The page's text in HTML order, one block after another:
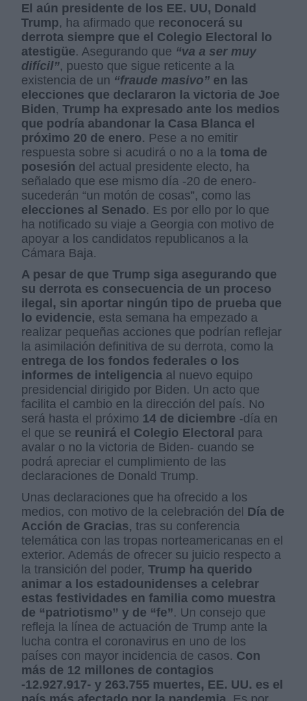
El aún presidente de los EE. UU, Donald
Trump, ha afirmado que reconocerá su
derrota siempre que el Colegio Electoral lo
atestigüe. Asegurando que “va a ser muy
difícil”, puesto que sigue reticente a la
existencia de un “fraude masivo” en las
elecciones que declararon la victoria de Joe
Biden,Trump ha expresado ante los medios
que podría abandonar la Casa Blanca el
próximo 20 de enero. Pese a no emitir
respuesta sobre si acudirá o no a latoma de
posesión del actual presidente electo, ha
señalado que ese mismo día -20 de enero-
sucederán “un motón de cosas”, como las
elecciones al Senado. Es por ello por lo que
ha notificado su viaje a Georgia con motivo de
apoyar a los candidatos republicanos a la
Cámara Baja.
A pesar de que Trump siga asegurando que
su derrota es consecuencia de un proceso
ilegal, sin aportar ningún tipo de prueba que
lo evidencie, esta semana ha empezado a
realizar pequeñas acciones que podrían reflejar
la asimilación definitiva de su derrota, como la
entrega de los fondos federales o los
informes de inteligencia al nuevo equipo
presidencial dirigido por Biden. Un acto que
facilita el cambio en la dirección del país. No
será hasta el próximo 14 de diciembre -día en
el que se reunirá el Colegio Electoral para
avalar o no la victoria de Biden- cuando se
podrá apreciar el cumplimiento de las
declaraciones de Donald Trump.
Unas declaraciones que ha ofrecido a los
medios, con motivo de la celebración del Día de
Acción de Gracias, tras su conferencia
telemática con las tropas norteamericanas en el
exterior. Además de ofrecer su juicio respecto a
la transición del poder,Trump ha querido
animar a los estadounidenses a celebrar
estas festividades en familia como muestra
de “patriotismo” y de “fe”. Un consejo que
refleja la línea de actuación de Trump ante la
lucha contra el coronavirus en uno de los
países con mayor incidencia de casos. Con
más de 12 millones de contagios
-12.927.917- y 263.755 muertes, EE. UU. es el